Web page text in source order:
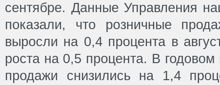
сентябре. Данные Управления
показали, что розничные
выросли на 0,4 процента в
роста на 0,5 процента. В
продажи снизились на 1,4